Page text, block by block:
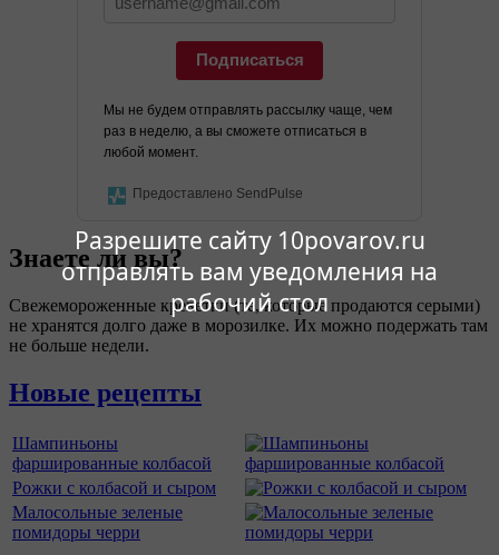
Разрешите сайту 10povarov.ru
отправлять вам уведомления на
рабочий стол
Подписаться
Мы не будем отправлять рассылку чаще, чем
раз в неделю, а вы сможете отписаться в
любой момент.
Предоставлено SendPulse
Знаете ли вы?
Свежемороженные креветки (те, которые продаются серыми)
не хранятся долго даже в морозилке. Их можно подержать там
не больше недели.
Новые рецепты
Шампиньоны
фаршированные колбасой
Рожки с колбасой и сыром
Малосольные зеленые
помидоры черри